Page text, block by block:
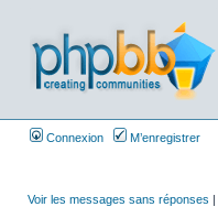
Connexion M’enregistrer
Voir les messages sans réponses |